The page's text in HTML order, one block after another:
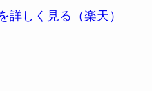
詳しく見る（楽天）